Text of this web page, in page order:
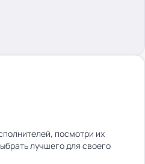
посмотри их
лучшего для своего